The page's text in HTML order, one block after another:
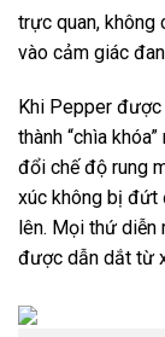
trực quan, không
vào cảm giác
Khi Pepper
thành “chìa
đổi chế độ rung
xúc không bị đứt
lên. Mọi thứ diễn
được dẫn dắt từ